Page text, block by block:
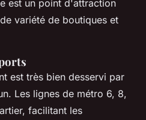
est un point d'attraction
variété de boutiques et
est très bien desservi par
Les lignes de métro 6, 8,
facilitant les